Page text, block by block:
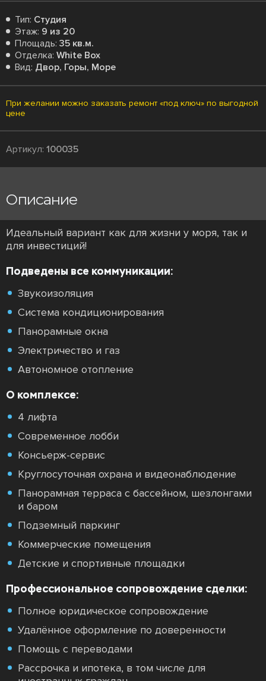
Тип: Студия
Этаж: 9 из 20
Площадь: 35 кв.м.
Отделка: White Box
Вид: Двор, Горы, Море
При желании можно заказать ремонт «под ключ» по выгодной
цене
Артикул: 100035
Описание
Идеальный вариант как для жизни у моря, так и
для инвестиций!
Подведены все коммуникации:
Звукоизоляция
Система кондиционирования
Панорамные окна
Электричество и газ
Автономное отопление
О комплексе:
4 лифта
Современное лобби
Консьерж-сервис
Круглосуточная охрана и видеонаблюдение
Панорамная терраса с бассейном, шезлонгами
и баром
Подземный паркинг
Коммерческие помещения
Детские и спортивные площадки
Профессиональное сопровождение сделки:
Полное юридическое сопровождение
Удалённое оформление по доверенности
Помощь с переводами
Рассрочка и ипотека, в том числе для